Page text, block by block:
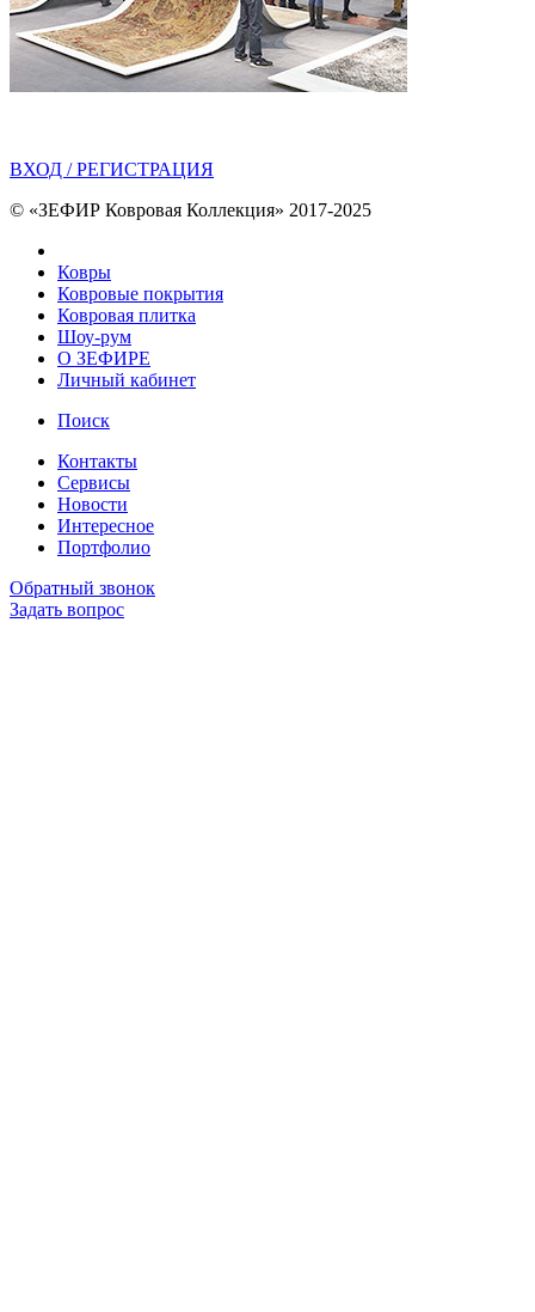
ВХОД / РЕГИСТРАЦИЯ
© «ЗЕФИР Ковровая Коллекция» 2017-2025
Ковры
Ковровые покрытия
Ковровая плитка
Шоу-рум
О ЗЕФИРЕ
Личный кабинет
Поиск
Контакты
Сервисы
Новости
Интересное
Портфолио
Обратный звонок
Задать вопрос